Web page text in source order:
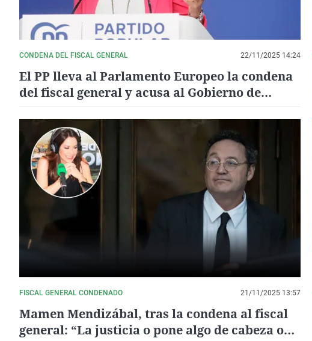
CONDENA DEL FISCAL GENERAL 22/11/2025 14:24
El PP lleva al Parlamento Europeo la condena
del fiscal general y acusa al Gobierno de
FISCAL GENERAL CONDENADO 21/11/2025 13:57
Mamen Mendizábal, tras la condena al fiscal
general: “La justicia o pone algo de cabeza o